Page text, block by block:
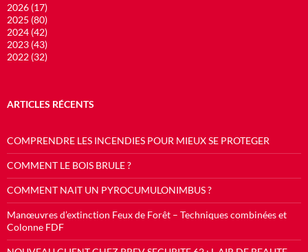
2026 (17)
2025 (80)
2024 (42)
2023 (43)
2022 (32)
ARTICLES RÉCENTS
COMPRENDRE LES INCENDIES POUR MIEUX SE PROTEGER
COMMENT LE BOIS BRULE ?
COMMENT NAIT UN PYROCUMULONIMBUS ?
Manœuvres d’extinction Feux de Forêt – Techniques combinées et
Colonne FDF